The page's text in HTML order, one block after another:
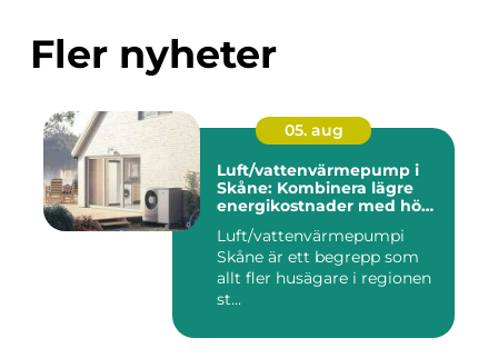
Fler nyheter
05. aug
Luft/vattenvärmepump i
Skåne: Kombinera lägre
energikostnader med hög
komfort
Luft/vattenvärmepumpi
Skåne är ett begrepp som
allt fler husägare i regionen
st...